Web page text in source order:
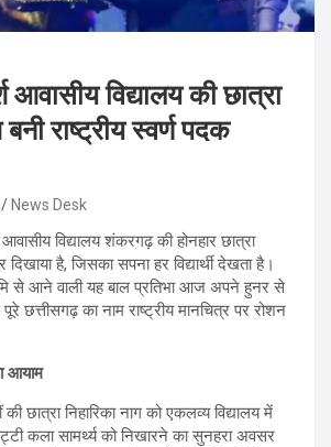
विद्यालय की छात्रा
बनी राष्ट्रीय स्वर्ण पदक
News Desk
विद्यालय शंकरगढ़ की होनहार छात्रा
दिखाया है, जिसका सपना हर विद्यार्थी देखता है।
से आने वाली यह बाल प्रतिभा आज अपने हुनर से
छत्तीसगढ़ का नाम राष्ट्रीय मानचित्र पर रोशन
आयाम
छात्रा निहारिका नाग को एकलव्य विद्यालय में
कला सामर्थ्य को निखारने का सुनहरा अवसर